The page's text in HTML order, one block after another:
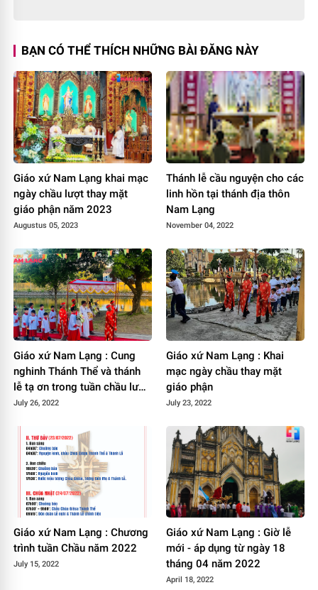
BẠN CÓ THỂ THÍCH NHỮNG BÀI ĐĂNG NÀY
Giáo xứ Nam Lạng khai mạc
ngày chầu lượt thay mặt
giáo phận năm 2023
Augustus 05, 2023
Thánh lễ cầu nguyện cho các
linh hồn tại thánh địa thôn
Nam Lạng
November 04, 2022
Giáo xứ Nam Lạng : Cung
nghinh Thánh Thể và thánh
lễ tạ ơn trong tuần chầu lượt
thay mặt giáo phận
July 26, 2022
Giáo xứ Nam Lạng : Khai
mạc ngày chầu thay mặt
giáo phận
July 23, 2022
Giáo xứ Nam Lạng : Chương
trình tuần Chầu năm 2022
July 15, 2022
Giáo xứ Nam Lạng : Giờ lễ
mới - áp dụng từ ngày 18
tháng 04 năm 2022
April 18, 2022